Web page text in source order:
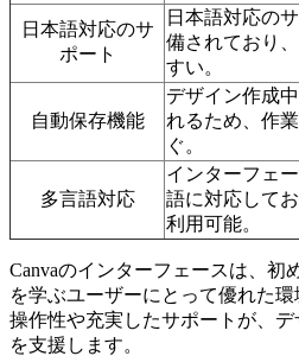
日本語対応のサ
ポート
日本語対応の
備されており
すい。
自動保存機能
デザイン作成
れるため、作
ぐ。
多言語対応
インターフェ
語に対応して
利用可能。
Canvaのインターフェースは、初
を学ぶユーザーにとって優れた
操作性や充実したサポートが、
を支援します。